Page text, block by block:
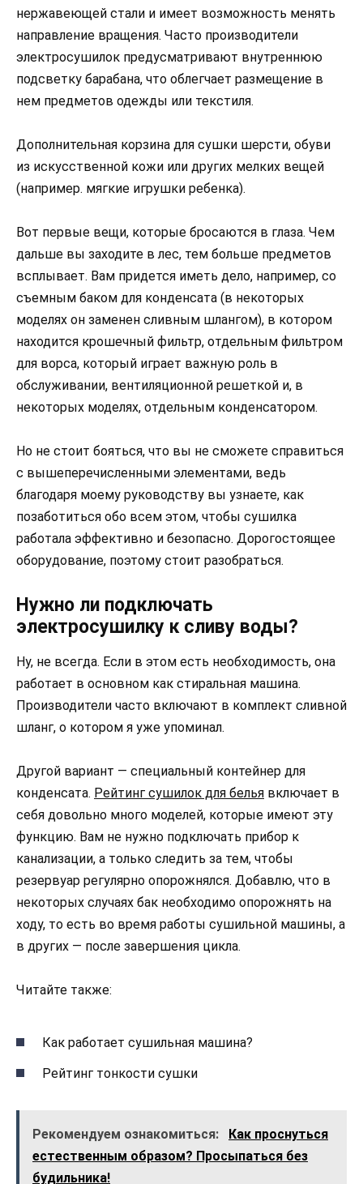
нержавеющей стали и имеет возможность менять
направление вращения. Часто производители
электросушилок предусматривают внутреннюю
подсветку барабана, что облегчает размещение в
нем предметов одежды или текстиля.
Дополнительная корзина для сушки шерсти, обуви
из искусственной кожи или других мелких вещей
(например. мягкие игрушки ребенка).
Вот первые вещи, которые бросаются в глаза. Чем
дальше вы заходите в лес, тем больше предметов
всплывает. Вам придется иметь дело, например, со
съемным баком для конденсата (в некоторых
моделях он заменен сливным шлангом), в котором
находится крошечный фильтр, отдельным фильтром
для ворса, который играет важную роль в
обслуживании, вентиляционной решеткой и, в
некоторых моделях, отдельным конденсатором.
Но не стоит бояться, что вы не сможете справиться
с вышеперечисленными элементами, ведь
благодаря моему руководству вы узнаете, как
позаботиться обо всем этом, чтобы сушилка
работала эффективно и безопасно. Дорогостоящее
оборудование, поэтому стоит разобраться.
Нужно ли подключать
электросушилку к сливу воды?
Ну, не всегда. Если в этом есть необходимость, она
работает в основном как стиральная машина.
Производители часто включают в комплект сливной
шланг, о котором я уже упоминал.
Другой вариант — специальный контейнер для
конденсата. Рейтинг сушилок для белья включает в
себя довольно много моделей, которые имеют эту
функцию. Вам не нужно подключать прибор к
канализации, а только следить за тем, чтобы
резервуар регулярно опорожнялся. Добавлю, что в
некоторых случаях бак необходимо опорожнять на
ходу, то есть во время работы сушильной машины, а
в других — после завершения цикла.
Читайте также:
Как работает сушильная машина?
Рейтинг тонкости сушки
Рекомендуем ознакомиться:
Как проснуться
естественным образом? Просыпаться без
будильника!